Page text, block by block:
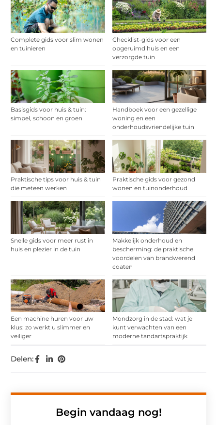
Complete gids voor slim wonen
en tuinieren
Checklist-gids voor een
opgeruimd huis en een
verzorgde tuin
Basisgids voor huis & tuin:
simpel, schoon en groen
Handboek voor een gezellige
woning en een
onderhoudsvriendelijke tuin
Praktische tips voor huis & tuin
die meteen werken
Praktische gids voor gezond
wonen en tuinonderhoud
Snelle gids voor meer rust in
huis en plezier in de tuin
Makkelijk onderhoud en
bescherming: de praktische
voordelen van brandwerend
coaten
Een machine huren voor uw
klus: zo werkt u slimmer en
veiliger
Mondzorg in de stad: wat je
kunt verwachten van een
moderne tandartspraktijk
Begin vandaag nog!
Delen: